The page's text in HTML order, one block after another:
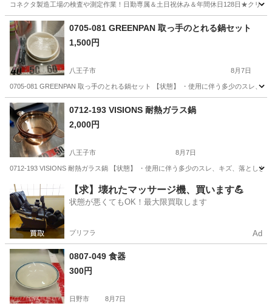
コネクタ製造工場の検査や測定作業！日勤専属＆土日祝休み＆年間休日128日★クリ
茨城 常陸大宮市0705-081 GREENPAN 取っ手のとれる鍋セット
1,500円
八王子市 8月7日
0705-081 GREENPAN 取っ手のとれる鍋セット 【状態】 ・使用に伴う多少のスレ、
東京 八王子市 0712-193 VISIONS 耐熱ガラス鍋
2,000円
八王子市 8月7日
0712-193 VISIONS 耐熱ガラス鍋 【状態】 ・使用に伴う多少のスレ、キズ、落とし
東京 八王子市 調理器具 耐熱ガラス
【求】壊れたマッサージ機、買います💪
状態が悪くてもOK！最大限買取します
プリフラ Ad
0807-049 食器
300円
日野市 8月7日